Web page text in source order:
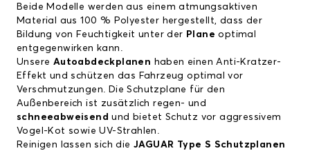
Beide Modelle werden aus einem atmungsaktiven
Material aus 100 % Polyester hergestellt, dass der
Bildung von Feuchtigkeit unter der Plane optimal
entgegenwirken kann.
Unsere Autoabdeckplanen haben einen Anti-Kratzer-
Effekt und schützen das Fahrzeug optimal vor
Verschmutzungen. Die Schutzplane für den
Außenbereich ist zusätzlich regen- und
schneeabweisend und bietet Schutz vor aggressivem
Vogel-Kot sowie UV-Strahlen.
Reinigen lassen sich die JAGUAR Type S Schutzplanen